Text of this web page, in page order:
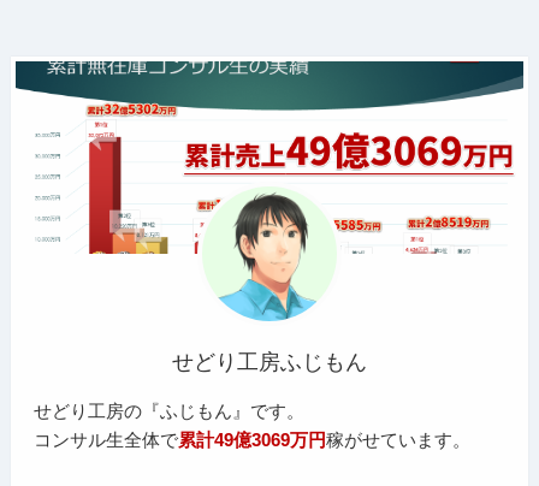
せどり工房ふじもん
せどり工房の『ふじもん』です。
コンサル生全体で累計49億3069万円稼がせています。